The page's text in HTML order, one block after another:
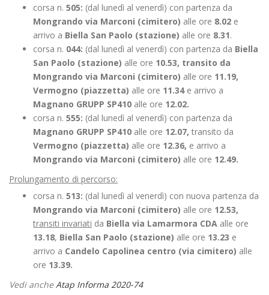
corsa n. 505: (dal lunedì al venerdì) con partenza da
Mongrando via Marconi (cimitero) alle ore 8.02 e
arrivo a Biella San Paolo (stazione) alle ore 8.31.
corsa n. 044: (dal lunedì al venerdì) con partenza da Biella
San Paolo (stazione) alle ore 10.53, transito da
Mongrando via Marconi (cimitero) alle ore 11.19,
Vermogno (piazzetta) alle ore 11.34e arrivo a
Magnano GRUPP SP410 alle ore 12.02.
corsa n. 555: (dal lunedì al venerdì) con partenza da
Magnano GRUPP SP410 alle ore 12.07, transito da
Vermogno (piazzetta) alle ore 12.36, e arrivo a
Mongrando via Marconi (cimitero) alle ore 12.49.
Prolungamento di percorso:
corsa n. 513: (dal lunedì al venerdì) con nuova partenza da
Mongrando via Marconi (cimitero) alle ore 12.53,
transiti invariati da Biella via Lamarmora CDA alle ore
13.18, Biella San Paolo (stazione) alle ore 13.23 e
arrivo a Candelo Capolinea centro (via cimitero) alle
ore 13.39.
Vedi ancheAtap Informa 2020-74